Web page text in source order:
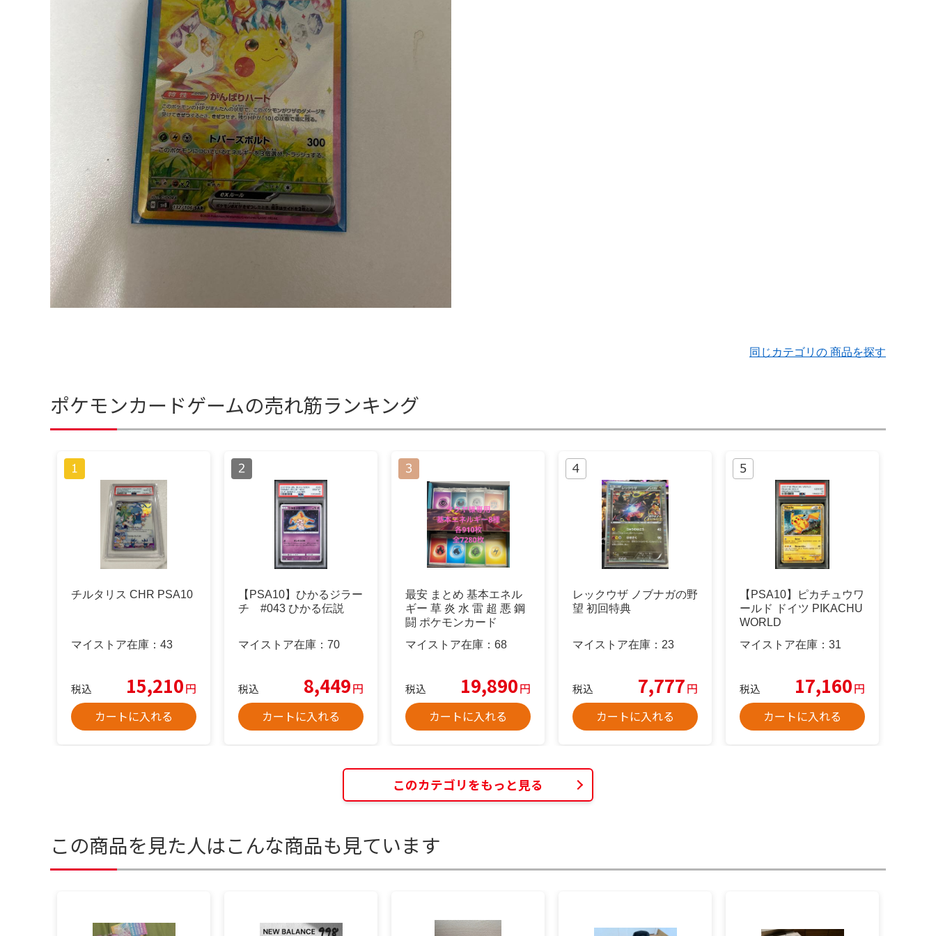
同じカテゴリの 商品を探す
ポケモンカードゲームの売れ筋ランキング
チルタリス CHR PSA10
マイストア在庫： 43
税込 15,210円
カートに入れる
【PSA10】ひかるジラー
チ #043 ひかる伝説
マイストア在庫： 70
税込 8,449円
カートに入れる
最安 まとめ 基本エネル
ギー 草 炎 水 雷 超 悪 鋼
闘 ポケモンカード
マイストア在庫： 68
税込 19,890円
カートに入れる
レックウザ ノブナガの野
望 初回特典
マイストア在庫： 23
税込 7,777円
カートに入れる
【PSA10】ピカチュウワ
ールド ドイツ PIKACHU
WORLD
マイストア在庫： 31
税込 17,160円
カートに入れる
このカテゴリをもっと見る
この商品を見た人はこんな商品も見ています